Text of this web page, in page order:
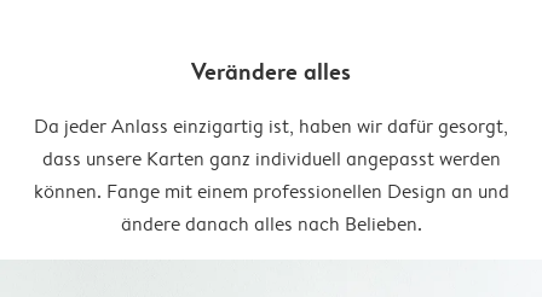
Verändere alles
Da jeder Anlass einzigartig ist, haben wir dafür gesorgt,
dass unsere Karten ganz individuell angepasst werden
können. Fange mit einem professionellen Design an und
ändere danach alles nach Belieben.